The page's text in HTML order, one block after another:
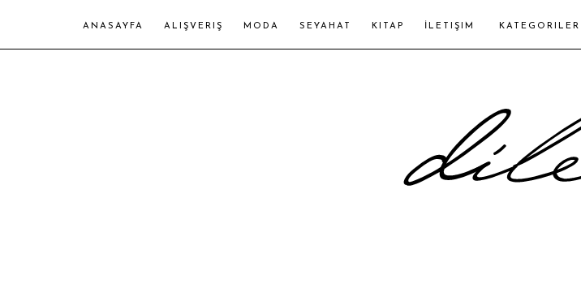
ANASAYFA ALIŞVERIŞ MODA SEYAHAT KITAP İLETIŞIM KATEGORILER